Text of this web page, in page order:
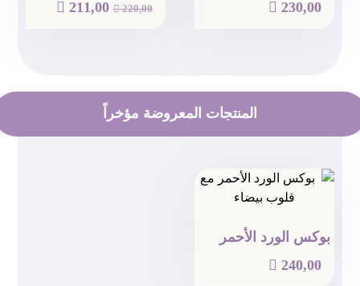
 230,00
220,00
 211,00
المنتجات المعروضة مؤخراً
بوكس الورد الأحمر
 240,00